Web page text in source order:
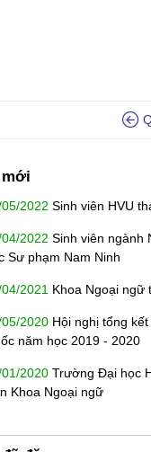
2022 Sinh viên HVU
2022 Sinh viên ngành
Sư phạm Nam Ninh
2021 Khoa Ngoại ngữ
05/2020 Hội nghị tổng
năm học 2019 - 2020
01/2020 Trường Đại học
Khoa Ngoại ngữ